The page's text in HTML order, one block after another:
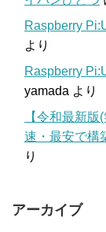
Raspberry
より
Raspberry
yamada より
【令和最新
速・最安で構
り
アーカイブ